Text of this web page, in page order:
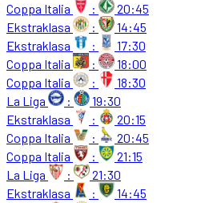
Coppa Italia
:
20:45
Ekstraklasa
:
14:45
Ekstraklasa
:
17:30
Coppa Italia
:
18:00
Coppa Italia
:
18:30
La Liga
:
19:30
Ekstraklasa
:
20:15
Coppa Italia
:
20:45
Coppa Italia
:
21:15
La Liga
:
21:30
Ekstraklasa
:
14:45